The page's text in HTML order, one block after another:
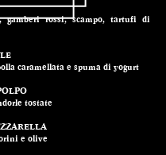
gamberi rossi, scampo, tartufi di
caramellata e spuma di yogurt
tostate
e olive